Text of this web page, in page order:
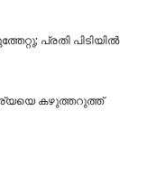
പ്രതി പിടിയില്‍
കഴുത്തറുത്ത്